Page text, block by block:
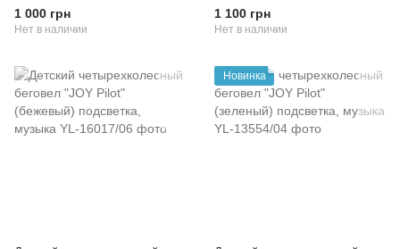
подсветка, украинские
современные песни, от 18
1 000 грн
Нет в наличии
подсветка, музыка
1 100 грн
Нет в наличии
Новинка